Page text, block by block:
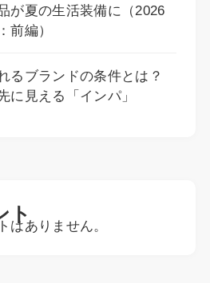
が夏の生活装備に（2026
前編）
るブランドの条件とは？
に見える「インパ」
ト
はありません。